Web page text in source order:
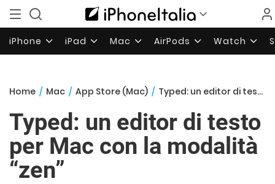
iPhone iPad Mac AirPods Watch
Home / Mac / App Store (Mac) / Typed: un editor di testo per Mac con la modalità “zen”
Typed: un editor di testo
per Mac con la modalità
“zen”